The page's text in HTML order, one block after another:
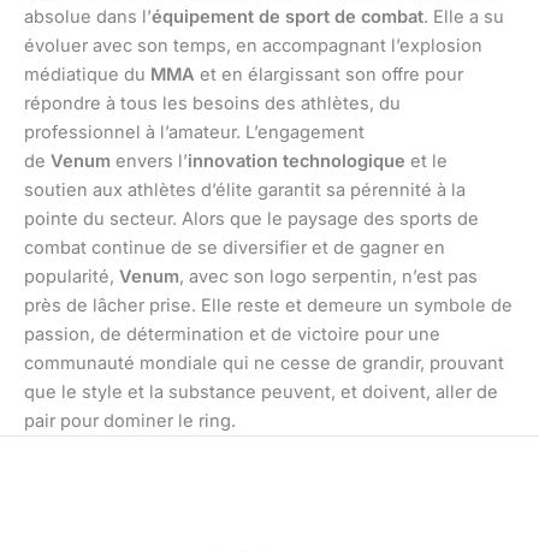
absolue dans l’équipement de sport de combat. Elle a su
évoluer avec son temps, en accompagnant l’explosion
médiatique du MMA et en élargissant son offre pour
répondre à tous les besoins des athlètes, du
professionnel à l’amateur. L’engagement
de Venum envers l’innovation technologique et le
soutien aux athlètes d’élite garantit sa pérennité à la
pointe du secteur. Alors que le paysage des sports de
combat continue de se diversifier et de gagner en
popularité, Venum, avec son logo serpentin, n’est pas
près de lâcher prise. Elle reste et demeure un symbole de
passion, de détermination et de victoire pour une
communauté mondiale qui ne cesse de grandir, prouvant
que le style et la substance peuvent, et doivent, aller de
pair pour dominer le ring.